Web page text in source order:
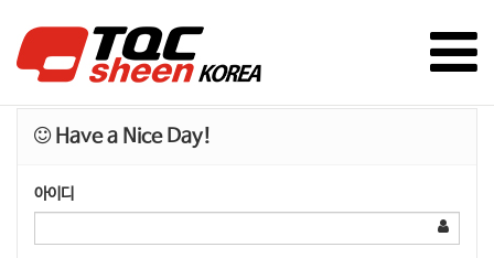
Have a Nice Day!
아이디